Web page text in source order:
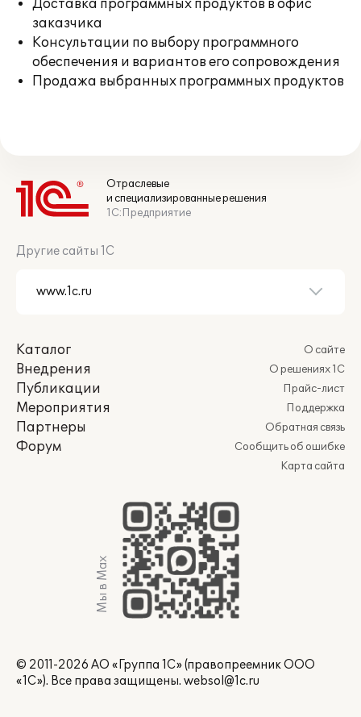
Доставка программных продуктов в офис
заказчика
Консультации по выбору программного
обеспечения и вариантов его сопровождения
Продажа выбранных программных продуктов
Отраслевые
и специализированные решения
1С:Предприятие
Другие сайты 1С
Каталог
Внедрения
Публикации
Мероприятия
Партнеры
Форум
О сайте
О решениях 1С
Прайс-лист
Поддержка
Обратная связь
Сообщить об ошибке
Карта сайта
Мы в Max
© 2011-2026 АО «Группа 1С» (правопреемник ООО
«1С»). Все права защищены. websol@1c.ru